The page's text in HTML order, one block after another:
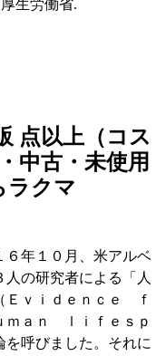
生労働省.
点以上（コス
中古・未使用
ラクマ
６年１０月、米アルベ
の研究者による「人
Ｅｖｉｄｅｎｃｅ ｆ
ａｎ ｌｉｆｅｓｐ
を呼びました。それに